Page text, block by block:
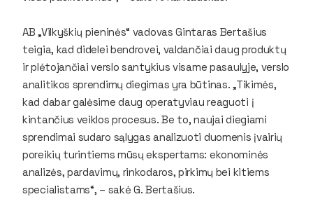
AB „Vilkyškių pieninės“ vadovas Gintaras Bertašius
teigia, kad didelei bendrovei, valdančiai daug produktų
ir plėtojančiai verslo santykius visame pasaulyje, verslo
analitikos sprendimų diegimas yra būtinas. „Tikimės,
kad dabar galėsime daug operatyviau reaguoti į
kintančius veiklos procesus. Be to, naujai diegiami
sprendimai sudaro sąlygas analizuoti duomenis įvairių
poreikių turintiems mūsų ekspertams: ekonominės
analizės, pardavimų, rinkodaros, pirkimų bei kitiems
specialistams“, – sakė G. Bertašius.